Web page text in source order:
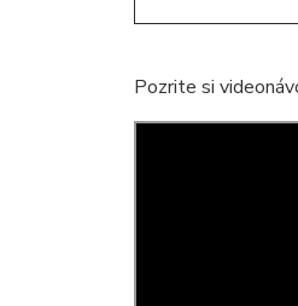
Pozrite si